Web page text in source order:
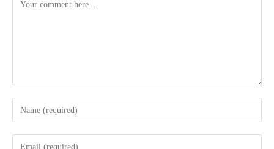
Enter
your
name
Enter